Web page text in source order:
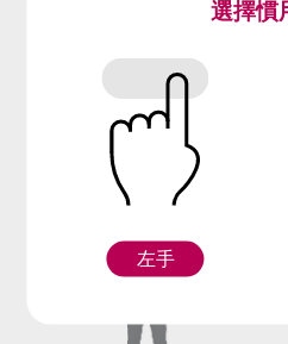
$390
選擇慣
左手